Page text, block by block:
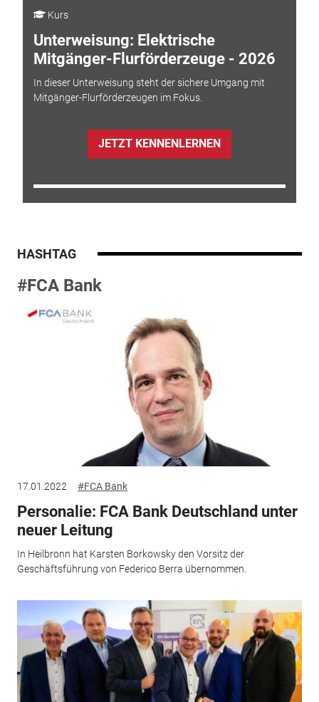
Kurs
Unterweisung: Elektrische
Mitgänger-Flurförderzeuge - 2026
In dieser Unterweisung steht der sichere Umgang mit
Mitgänger-Flurförderzeugen im Fokus.
JETZT KENNENLERNEN
HASHTAG
#FCA Bank
17.01.2022 #FCA Bank
Personalie: FCA Bank Deutschland unter
neuer Leitung
In Heilbronn hat Karsten Borkowsky den Vorsitz der
Geschäftsführung von Federico Berra übernommen.